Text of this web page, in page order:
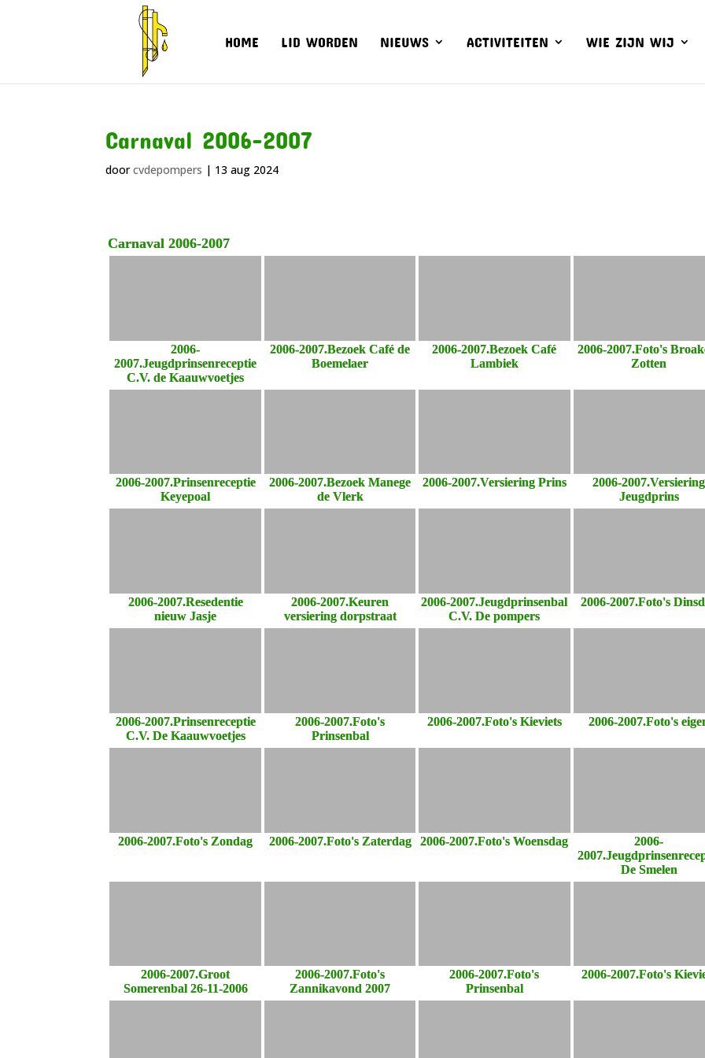
HOME LID WORDEN NIEUWS ACTIVITEITEN WIE ZIJN WIJ
Carnaval 2006-2007
doorcvdepompers | 13 aug 2024
Carnaval 2006-2007
2006-
2007.Jeugdprinsenreceptie
C.V. de Kaauwvoetjes
2006-2007.Bezoek Café de
Boemelaer
2006-2007.Bezoek Café
Lambiek
2006-2007.Foto's
Zotten
2006-2007.Prinsenreceptie
Keyepoal
2006-2007.Bezoek Manege
de Vlerk
2006-2007.Versiering Prins
2006-2007.Versiering
Jeugdprins
2006-2007.Resedentie
nieuw Jasje
2006-2007.Keuren
versiering dorpstraat
2006-2007.Jeugdprinsenbal
C.V. De pompers
2006-2007.Foto's
2006-2007.Prinsenreceptie
C.V. De Kaauwvoetjes
2006-2007.Foto's
Prinsenbal
2006-2007.Foto's Kieviets 2006-2007.Foto's
2006-2007.Foto's Zondag 2006-2007.Foto's Zaterdag 2006-2007.Foto's Woensdag
2006-
De Smelen
2006-2007.Groot
Somerenbal 26-11-2006
2006-2007.Foto's
Zannikavond 2007
2006-2007.Foto's
Prinsenbal
2006-2007.Foto's